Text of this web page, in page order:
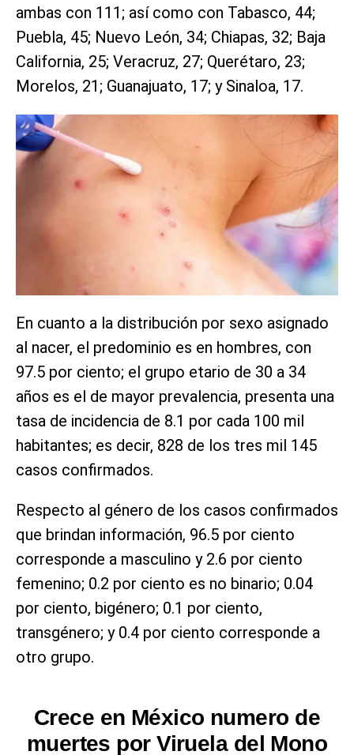
ambas con 111; así como con Tabasco, 44;
Puebla, 45; Nuevo León, 34; Chiapas, 32; Baja
California, 25; Veracruz, 27; Querétaro, 23;
Morelos, 21; Guanajuato, 17; y Sinaloa, 17.
En cuanto a la distribución por sexo asignado
al nacer, el predominio es en hombres, con
97.5 por ciento; el grupo etario de 30 a 34
años es el de mayor prevalencia, presenta una
tasa de incidencia de 8.1 por cada 100 mil
habitantes; es decir, 828 de los tres mil 145
casos confirmados.
Respecto al género de los casos confirmados
que brindan información, 96.5 por ciento
corresponde a masculino y 2.6 por ciento
femenino; 0.2 por ciento es no binario; 0.04
por ciento, bigénero; 0.1 por ciento,
transgénero; y 0.4 por ciento corresponde a
otro grupo.
Crece en México numero de
muertes por Viruela del Mono